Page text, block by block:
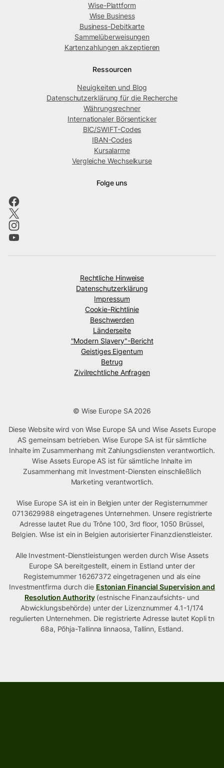
Wise-Plattform
Wise Business
Business-Debitkarte
Sammelüberweisungen
Kartenzahlungen akzeptieren
Ressourcen
Neuigkeiten und Blog
Datenschutzerklärung für die Recherche
Währungsrechner
Internationaler Börsenticker
BIC/SWIFT-Codes
IBAN-Codes
Kursalarme
Vergleiche Wechselkurse
Folge uns
Rechtliche Hinweise
Datenschutzerklärung
Impressum
Cookie-Richtlinie
Beschwerden
Länderseite
"Modern Slavery"-Bericht
Geistiges Eigentum
Betrug
Zivilrechtliche Anfragen
© Wise Europe SA 2026
Diese Website wird von Wise Europe SA und Wise Assets Europe
AS gemeinsam betrieben. Wise Europe SA ist für sämtliche
Inhalte im Zusammenhang mit Zahlungsdiensten verantwortlich.
Wise Assets Europe AS ist für sämtliche Inhalte im
Zusammenhang mit Investment-Diensten einschließlich
Marketing verantwortlich.
Wise Europe SA ist ein in Belgien unter der Registernummer
0713629988 eingetragenes Unternehmen. Unsere registrierte
Adresse lautet Rue du Trône 100, 3rd floor, 1050 Brüssel,
Belgien. Wise ist ein in Belgien autorisierter Finanzdienstleister.
Alle Investment-Dienstleistungen werden durch Wise Assets
Europe SA bereitgestellt, einem in Estland unter der
Registernummer 16267372 eingetragenen und als eine
Investmentfirma durch die Estonian Financial Supervision and
Resolution Authority(estnische Finanzaufsichts- und
Abwicklungsbehörde) unter der Lizenznummer 4.1-1/174
regulierten Unternehmen. Die registrierte Adresse lautet Kopli tn
68a, Põhja-Tallinna linnaosa, Tallinn, Estland.